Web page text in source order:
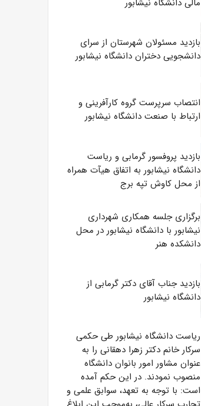
بازدید مسئولان شهرستان از سرای
دانشجویی دختران دانشگاه نیشابور
انتصاب سرپرست گروه کارآفرینی و
ارتباط با صنعت دانشگاه نیشابور
بازدید پروفسور گرمابی و ریاست
دانشگاه نیشابور به اتفاق هیآت همراه
از محل کاوش تپه برج
برگزاری جلسه همکاری شهرداری
نیشابور با دانشگاه نیشابور در محل
دانشکده هنر
بازدید جناب آقای دکتر گرمابی از
دانشگاه نیشابور
ریاست دانشگاه نیشابور طی حکمی
سرکار خانم دکتر زهرا دهقانی را به
عنوان مشاور امور بانوان دانشگاه
منصوب نمودند. در این حکم آمده
است: با توجه به تعهد، سوابق علمی و